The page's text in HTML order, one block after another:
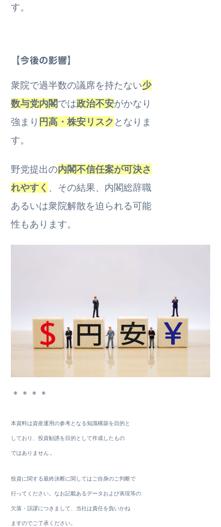
す。
【今後の影響】
衆院で過半数の議席を持たない少
数与党内閣では政治不安がかなり
強まり 円高・株安リスク となりま
す。
野党提出の内閣不信任案が可決さ
れやすく 、その結果、内閣総辞職
あるいは衆院解散を迫られる可能
性もあります。
＊＊＊＊
本資料は資産運用の参考となる知識構築を目的と
しており、投資勧誘を目的として作成したもの
ではありません 。
投資に関する最終決断に関してはご自身のご判断で
行ってください。なお記載あるデータおよび表現等の
欠落・誤謬につきまして、当社は責任を負いかね
ますのでご了承ください。